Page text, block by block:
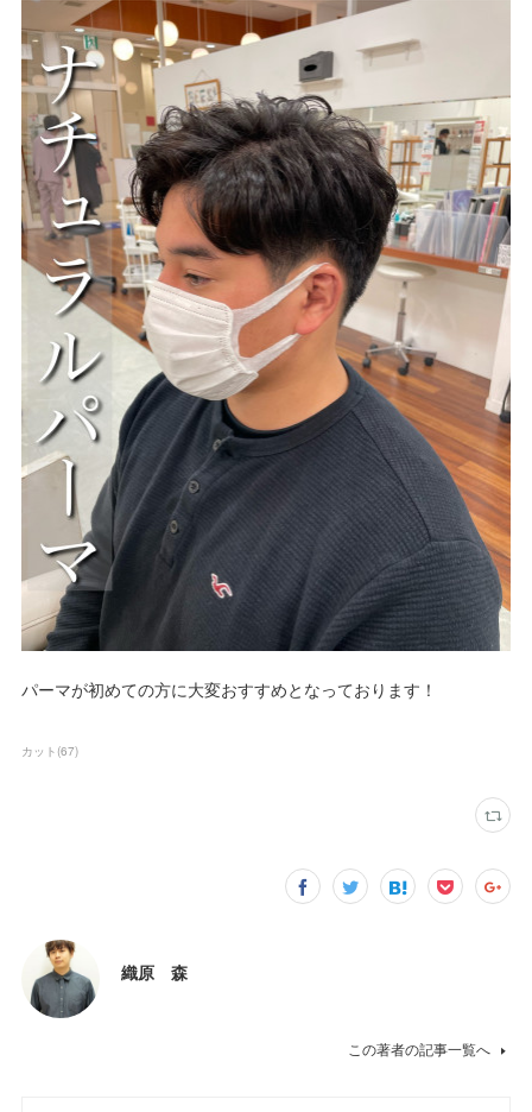
パーマが初めての方に大変おすすめとなっております！
カット (67)
織原 森
この著者の記事一覧へ